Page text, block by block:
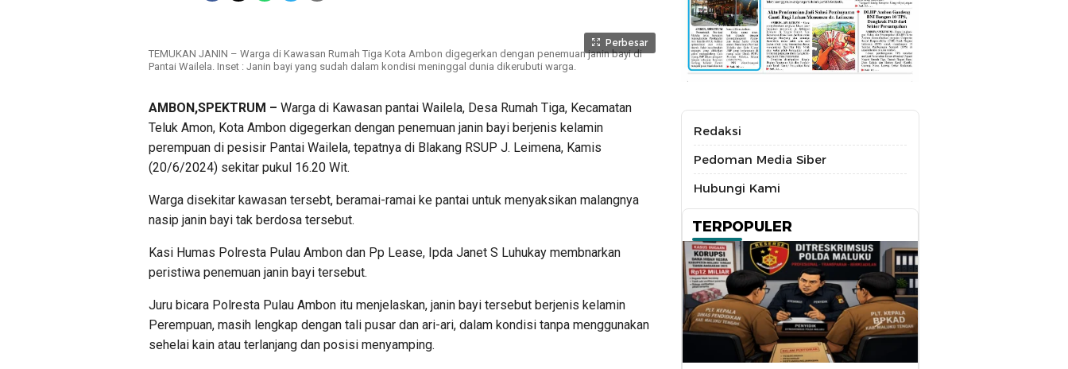
Perbesar
TEMUKAN JANIN – Warga di Kawasan Rumah Tiga Kota Ambon digegerkan dengan penemuan janin bayi di
Pantai Wailela. Inset : Janin bayi yang sudah dalam kondisi meninggal dunia dikerubuti warga.
AMBON,SPEKTRUM – Warga di Kawasan pantai Wailela, Desa Rumah Tiga, Kecamatan
Teluk Amon, Kota Ambon digegerkan dengan penemuan janin bayi berjenis kelamin
perempuan di pesisir Pantai Wailela, tepatnya di Blakang RSUP J. Leimena, Kamis
(20/6/2024) sekitar pukul 16.20 Wit.
Warga disekitar kawasan tersebt, beramai-ramai ke pantai untuk menyaksikan malangnya
nasip janin bayi tak berdosa tersebut.
Kasi Humas Polresta Pulau Ambon dan Pp Lease, Ipda Janet S Luhukay membnarkan
peristiwa penemuan janin bayi tersebut.
Juru bicara Polresta Pulau Ambon itu menjelaskan, janin bayi tersebut berjenis kelamin
Perempuan, masih lengkap dengan tali pusar dan ari-ari, dalam kondisi tanpa menggunakan
sehelai kain atau terlanjang dan posisi menyamping.
Redaksi
Pedoman Media Siber
Hubungi Kami
TERPOPULER